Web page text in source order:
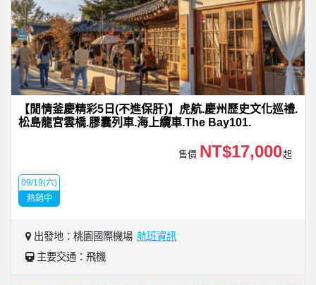
【閒情釜慶精彩5日(不進保肝)】虎航.慶州歷史文化巡禮.
松島龍宮雲橋.膠囊列車.海上纜車.The Bay101.
售價 NT$17,000起
09/19(六)
熱銷中
出發地：桃園國際機場 航班資訊
主要交通：飛機